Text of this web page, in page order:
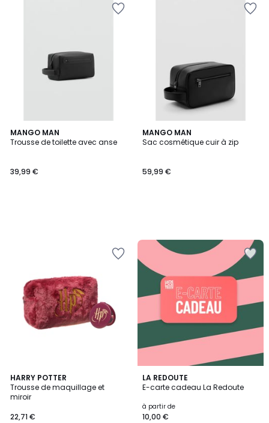
MANGO MAN
Trousse de toilette avec anse
39,99 €
MANGO MAN
Sac cosmétique cuir à zip
59,99 €
HARRY POTTER
Trousse de maquillage et
miroir
22,71 €
LA REDOUTE
E-carte cadeau La Redoute
à partir de
10,00 €
3
/